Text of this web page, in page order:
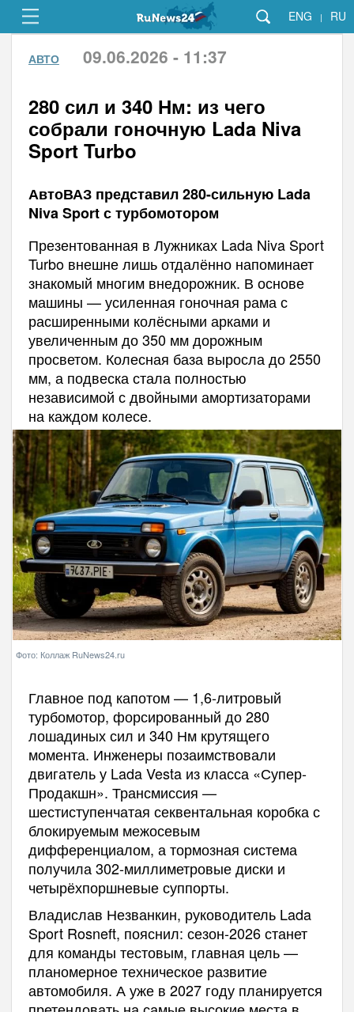
ENG | RU
АВТО 09.06.2026 - 11:37
280 сил и 340 Нм: из чего
собрали гоночную Lada Niva
Sport Turbo
АвтоВАЗ представил 280-сильную Lada
Niva Sport с турбомотором
Презентованная в Лужниках Lada Niva Sport
Turbo внешне лишь отдалённо напоминает
знакомый многим внедорожник. В основе
машины — усиленная гоночная рама с
расширенными колёсными арками и
увеличенным до 350 мм дорожным
просветом. Колесная база выросла до 2550
мм, а подвеска стала полностью
независимой с двойными амортизаторами
на каждом колесе.
Фото: Коллаж RuNews24.ru
Главное под капотом — 1,6-литровый
турбомотор, форсированный до 280
лошадиных сил и 340 Нм крутящего
момента. Инженеры позаимствовали
двигатель у Lada Vesta из класса «Супер-
Продакшн». Трансмиссия —
шестиступенчатая секвентальная коробка с
блокируемым межосевым
дифференциалом, а тормозная система
получила 302-миллиметровые диски и
четырёхпоршневые суппорты.
Владислав Незванкин, руководитель Lada
Sport Rosneft, пояснил: сезон-2026 станет
для команды тестовым, главная цель —
планомерное техническое развитие
автомобиля. А уже в 2027 году планируется